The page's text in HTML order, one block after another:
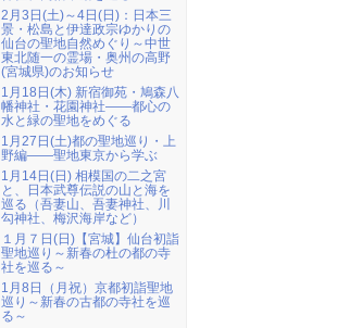
2月3日(土)～4日(日)：日本三
景・松島と伊達政宗ゆかりの
仙台の聖地自然めぐり～中世
東北随一の霊場・奥州の高野
(宮城県)のお知らせ
1月18日(木) 新宿御苑・鳩森八
幡神社・花園神社――都心の
水と緑の聖地をめぐる
1月27日(土)都の聖地巡り・上
野編――聖地東京から学ぶ
1月14日(日) 相模国の二之宮
と、日本武尊伝説の山と海を
巡る（吾妻山、吾妻神社、川
勾神社、梅沢海岸など）
１月７日(日)【宮城】仙台初詣
聖地巡り～新春の杜の都の寺
社を巡る～
1月8日（月祝）京都初詣聖地
巡り～新春の古都の寺社を巡
る～